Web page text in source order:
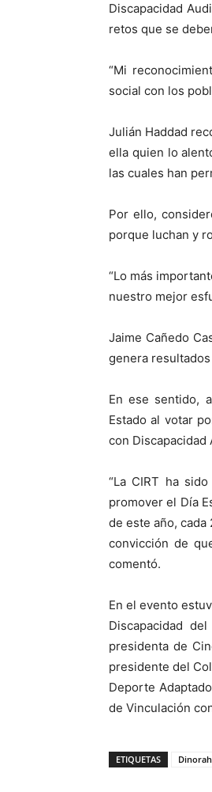
Discapacidad
retos que se
“Mi
social con los
Julián Haddad
ella quien lo
las cuales han
Por ello,
porque luchan y
“Lo más
nuestro mejor
Jaime Cañedo
genera
En ese sentido,
Estado al votar
con Discapacidad
“La CIRT ha
promover el Día
de este año,
convicción de
comentó.
En el evento
Discapacidad
presidenta de
presidente del
Deporte
de Vinculación
ETIQUETAS